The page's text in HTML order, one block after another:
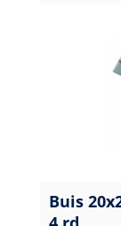
Buis